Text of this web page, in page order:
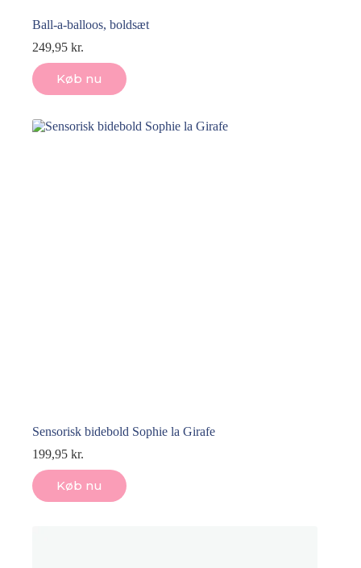
Ball-a-balloos, boldsæt
249,95 kr.
Køb nu
Sensorisk bidebold Sophie la Girafe
199,95 kr.
Køb nu